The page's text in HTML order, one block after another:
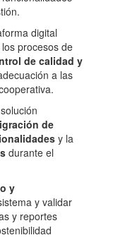
digital
procesos de
de calidad y
a las
de
y la
durante el
y
y validar
y reportes